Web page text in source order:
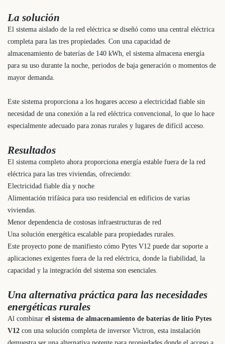
La solución
El sistema aislado de la red eléctrica se diseñó como una central eléctrica
completa para las tres propiedades. Con una capacidad de
almacenamiento de baterías de 140 kWh, el sistema almacena energía
para su uso durante la noche, periodos de baja generación o momentos de
mayor demanda.
Este sistema proporciona a los hogares acceso a electricidad fiable sin
necesidad de una conexión a la red eléctrica convencional, lo que lo hace
especialmente adecuado para zonas rurales y lugares de difícil acceso.
Resultados
El sistema completo ahora proporciona energía estable fuera de la red
eléctrica para las tres viviendas, ofreciendo:
Electricidad fiable día y noche
Alimentación trifásica para uso residencial en edificios de varias
viviendas.
Menor dependencia de costosas infraestructuras de red
Una solución energética escalable para propiedades rurales.
Este proyecto pone de manifiesto cómo Pytes V12 puede dar soporte a
aplicaciones exigentes fuera de la red eléctrica, donde la fiabilidad, la
capacidad y la integración del sistema son esenciales.
Una alternativa práctica para las necesidades
energéticas rurales
Al combinar el sistema de almacenamiento de baterías de litio Pytes
V12 con una solución completa de inversor Victron, esta instalación